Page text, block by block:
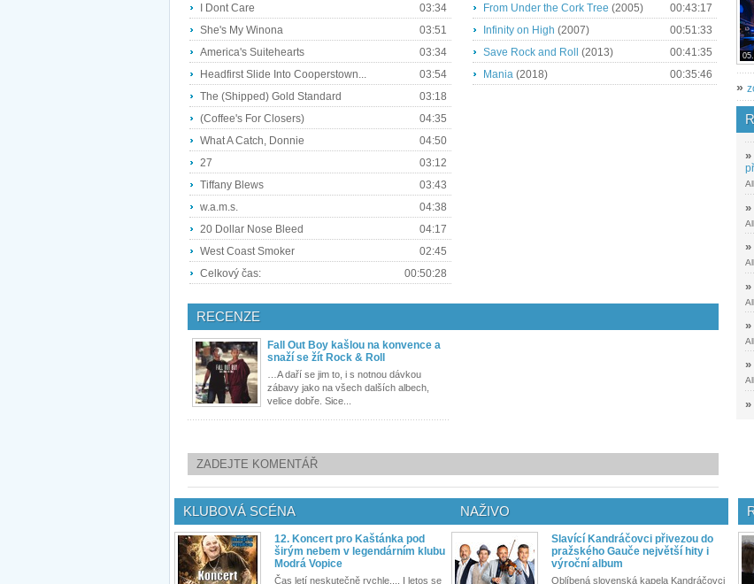
I Dont Care
03:34
She's My Winona
03:51
America's Suitehearts
03:34
Headfirst Slide Into Cooperstown...
03:54
The (Shipped) Gold Standard
03:18
(Coffee's For Closers)
04:35
What A Catch, Donnie
04:50
27
03:12
Tiffany Blews
03:43
w.a.m.s.
04:38
20 Dollar Nose Bleed
04:17
West Coast Smoker
02:45
Celkový čas:
00:50:28
From Under the Cork Tree (2005)
00:43:17
Infinity on High (2007)
00:51:33
Save Rock and Roll
(2013)
00:41:35
Mania (2018) 00:35:46
RECENZE
Fall Out Boy kašlou na konvence a
snaží se žít Rock & Roll
…A daří se jim to, i s notnou dávkou
zábavy jako na všech dalších albech,
velice dobře. Sice...
ZADEJTE KOMENTÁŘ
»
»
»
»
»
»
»
»
KLUBOVÁ SCÉNA
12. Koncert pro Kaštánka pod
širým nebem v legendárním klubu
Modrá Vopice
Čas letí neskutečně rychle.... I letos se
NAŽIVO
Slavící Kandráčovci přivezou do
pražského Gauče největší hity i
výroční album
Oblíbená slovenská kapela Kandráčovci